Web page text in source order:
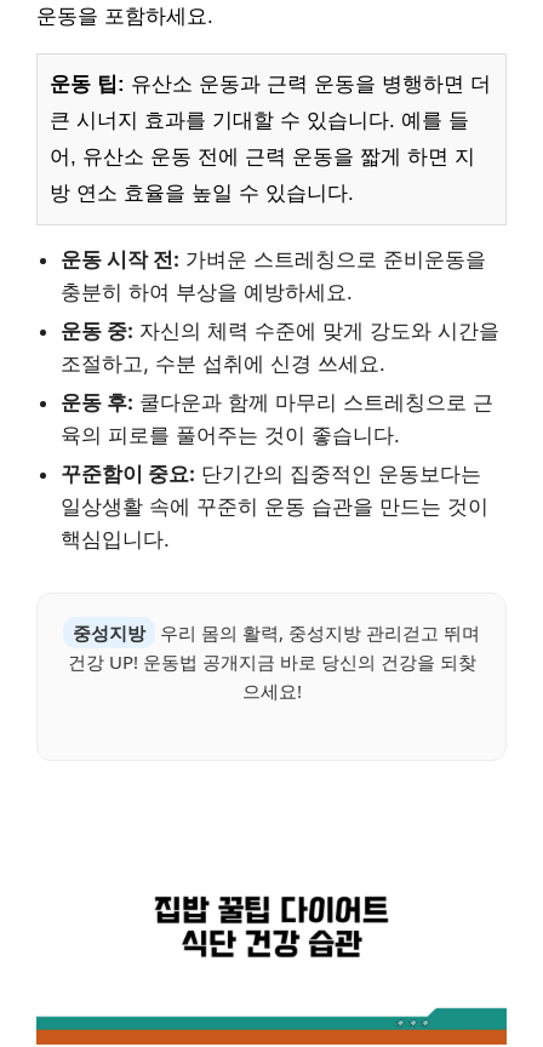
운동을 포함하세요.
운동 팁: 유산소 운동과 근력 운동을 병행하면 더
큰 시너지 효과를 기대할 수 있습니다. 예를 들
어, 유산소 운동 전에 근력 운동을 짧게 하면 지
방 연소 효율을 높일 수 있습니다.
운동 시작 전: 가벼운 스트레칭으로 준비운동을
충분히 하여 부상을 예방하세요.
운동 중: 자신의 체력 수준에 맞게 강도와 시간을
조절하고, 수분 섭취에 신경 쓰세요.
운동 후: 쿨다운과 함께 마무리 스트레칭으로 근
육의 피로를 풀어주는 것이 좋습니다.
꾸준함이 중요: 단기간의 집중적인 운동보다는
일상생활 속에 꾸준히 운동 습관을 만드는 것이
핵심입니다.
중성지방
우리 몸의 활력, 중성지방 관리걷고 뛰며
건강 UP! 운동법 공개지금 바로 당신의 건강을 되찾
으세요!